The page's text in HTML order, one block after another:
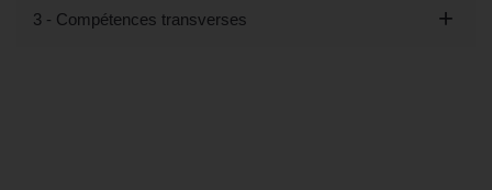
3 - Compétences transverses